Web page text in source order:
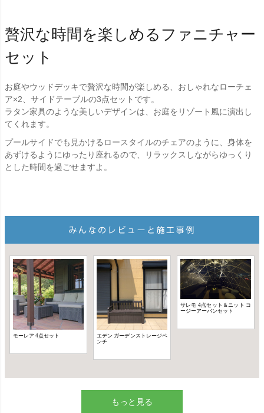
贅沢な時間を楽しめるファニチャー
セット
お庭やウッドデッキで贅沢な時間が楽しめる、おしゃれなローチェ
ア×2、サイドテーブルの3点セットです。
ラタン家具のような美しいデザインは、お庭をリゾート風に演出し
てくれます。
プールサイドでも見かけるロースタイルのチェアのように、身体を
あずけるようにゆったり座れるので、リラックスしながらゆっくり
とした時間を過ごせますよ。
もっと見る